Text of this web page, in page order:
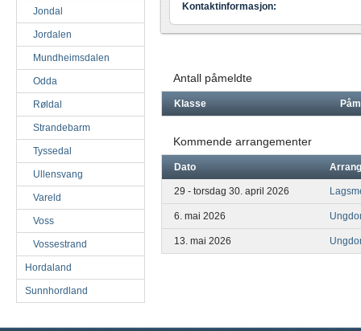
Jondal
Jordalen
Mundheimsdalen
Odda
Røldal
Strandebarm
Tyssedal
Ullensvang
Vareld
Voss
Vossestrand
Hordaland
Sunnhordland
Kontaktinformasjon:
Antall påmeldte
Klasse
Kommende arrangementer
Dato
29 - torsdag 30. april 2026
6. mai 2026
13. mai 2026